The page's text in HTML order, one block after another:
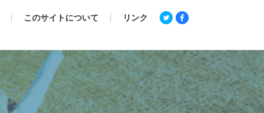
このサイトについて リンク